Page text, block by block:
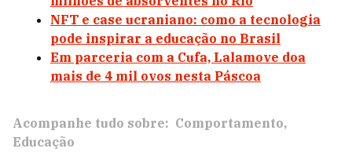
NFT e case ucraniano: como a tecnologia
pode inspirar a educação no Brasil
Em parceria com a Cufa, Lalamove doa
mais de 4 mil ovos nesta Páscoa
Acompanhe tudo sobre: Comportamento
Educação